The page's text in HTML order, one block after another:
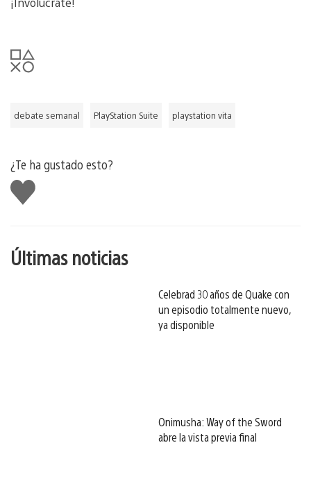
debate semanal PlayStation Suite playstation vita
¿Te ha gustado esto?
Me
gusta
Últimas noticias
Celebrad 30 años de Quake con
un episodio totalmente nuevo,
ya disponible
Onimusha: Way of the Sword
abre la vista previa final